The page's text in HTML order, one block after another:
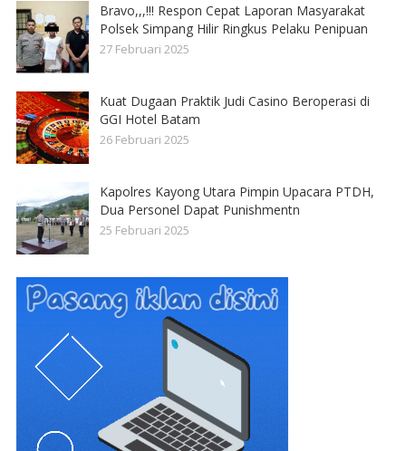
Bravo,,,!!! Respon Cepat Laporan Masyarakat
Polsek Simpang Hilir Ringkus Pelaku Penipuan
27 Februari 2025
Kuat Dugaan Praktik Judi Casino Beroperasi di
GGI Hotel Batam
26 Februari 2025
Kapolres Kayong Utara Pimpin Upacara PTDH,
Dua Personel Dapat Punishmentn
25 Februari 2025